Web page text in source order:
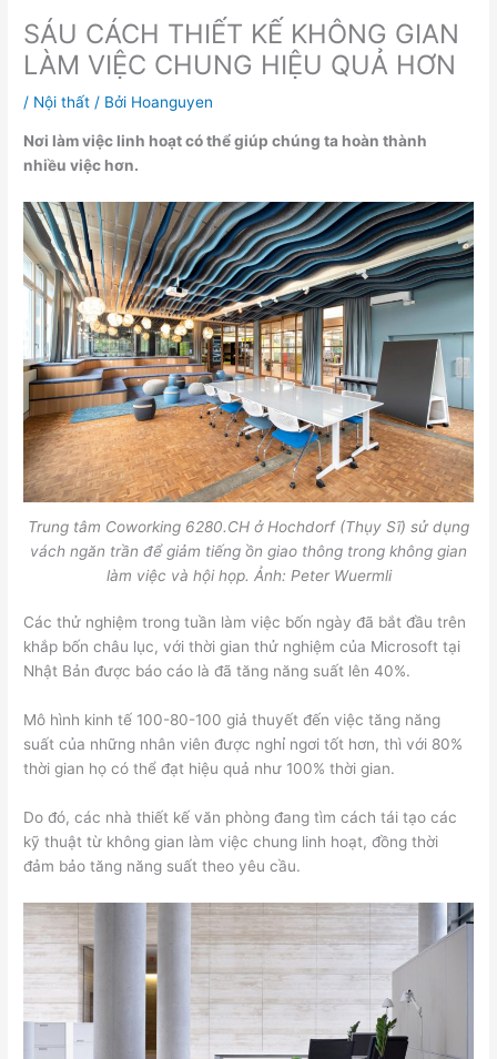
SÁU CÁCH THIẾT KẾ KHÔNG GIAN
LÀM VIỆC CHUNG HIỆU QUẢ HƠN
/ Nội thất / Bởi Hoanguyen
Nơi làm việc linh hoạt có thể giúp chúng ta hoàn thành
nhiều việc hơn.
Trung tâm Coworking 6280.CH ở Hochdorf (Thụy Sĩ) sử dụng
vách ngăn trần để giảm tiếng ồn giao thông trong không gian
làm việc và hội họp. Ảnh: Peter Wuermli
Các thử nghiệm trong tuần làm việc bốn ngày đã bắt đầu trên
khắp bốn châu lục, với thời gian thử nghiệm của Microsoft tại
Nhật Bản được báo cáo là đã tăng năng suất lên 40%.
Mô hình kinh tế 100-80-100 giả thuyết đến việc tăng năng
suất của những nhân viên được nghỉ ngơi tốt hơn, thì với 80%
thời gian họ có thể đạt hiệu quả như 100% thời gian.
Do đó, các nhà thiết kế văn phòng đang tìm cách tái tạo các
kỹ thuật từ không gian làm việc chung linh hoạt, đồng thời
đảm bảo tăng năng suất theo yêu cầu.